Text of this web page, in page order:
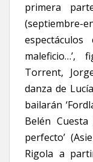
primera
(septiembre-
maleficio…’,
Torrent,
danza de
bailarán
Belén Cuesta
perfecto’
Rigola a